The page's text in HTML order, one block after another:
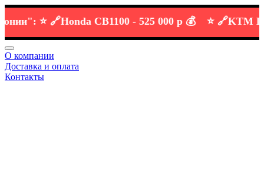
⭐️ 🔗Honda CB1100 -525 000 р 💰 ⭐️ 🔗 KTM
О компании
Доставка и оплата
Контакты